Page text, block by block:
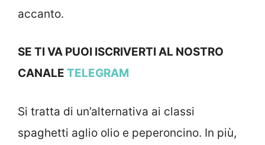
accanto.
SE TI VA PUOI ISCRIVERTI AL NOSTRO
CANALE TELEGRAM
Si tratta di un’alternativa ai classi
spaghetti aglio olio e peperoncino. In più,